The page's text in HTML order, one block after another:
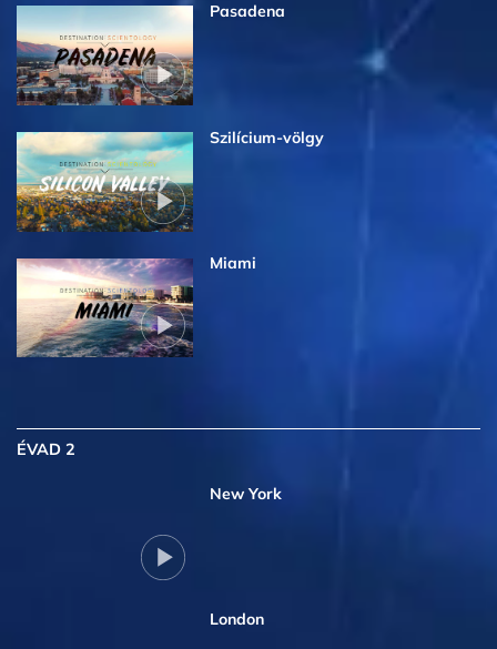
Pasadena
Szilícium-völgy
Miami
ÉVAD 2
New York
London